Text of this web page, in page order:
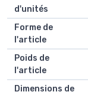
d'unités
Forme de
l'article
Poids de
l'article
Dimensions de